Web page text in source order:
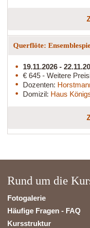
Querflöte:
19.11.2026 -
€ 645 - Weitere
Dozenten:
Domizil: Haus
Rund um die
Fotogalerie
Häufige Fragen - FAQ
Kursstruktur